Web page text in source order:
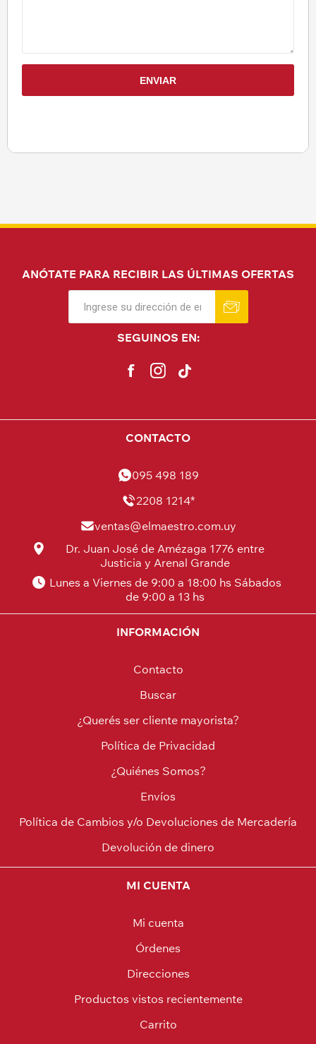
ANÓTATE PARA RECIBIR LAS ÚLTIMAS OFERTAS
SEGUINOS EN:
CONTACTO
095 498 189
2208 1214*
ventas@elmaestro.com.uy
Dr. Juan José de Amézaga 1776 entre
Justicia y Arenal Grande
Lunes a Viernes de 9:00 a 18:00 hs Sábados
de 9:00 a 13 hs
INFORMACIÓN
Contacto
Buscar
¿Querés ser cliente mayorista?
Política de Privacidad
¿Quiénes Somos?
Envíos
Política de Cambios y/o Devoluciones de Mercadería
Devolución de dinero
MI CUENTA
Mi cuenta
Órdenes
Direcciones
Productos vistos recientemente
Carrito